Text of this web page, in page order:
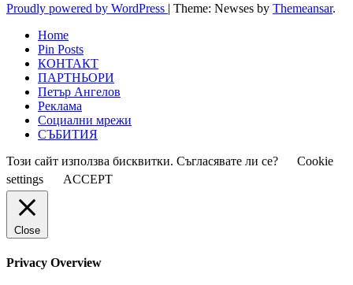
Proudly powered by WordPress | Theme: Newses by Themeansar.
Home
Pin Posts
КОНТАКТ
ПАРТНЬОРИ
Петър Ангелов
Реклама
Социални мрежи
СЪБИТИЯ
Този сайт използва бисквитки. Съгласявате ли се?
Cookie
settings
ACCEPT
Close
Privacy Overview